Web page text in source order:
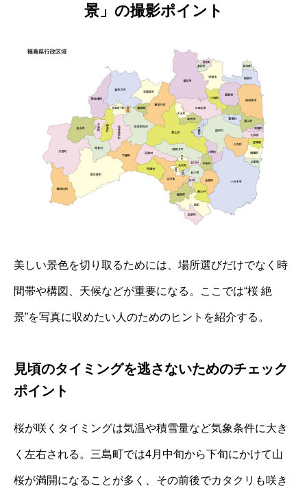
景」の撮影ポイント
美しい景色を切り取るためには、場所選びだけでなく時
間帯や構図、天候などが重要になる。ここでは“桜 絶
景”を写真に収めたい人のためのヒントを紹介する。
見頃のタイミングを逃さないためのチェック
ポイント
桜が咲くタイミングは気温や積雪量など気象条件に大き
く左右される。三島町では4月中旬から下旬にかけて山
桜が満開になることが多く、その前後でカタクリも咲き